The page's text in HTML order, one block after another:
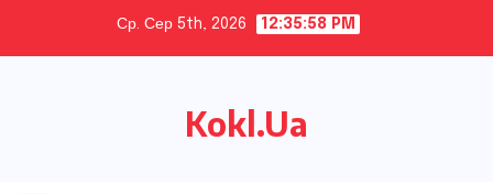
Ср. Сер 5th, 2026 12:35:59 PM
Kokl.Ua